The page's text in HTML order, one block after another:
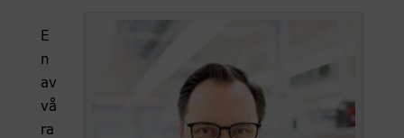
E
n
av
vå
ra